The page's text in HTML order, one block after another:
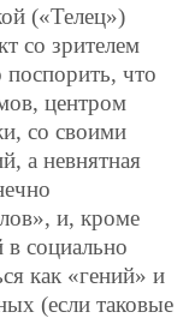
(«Телец»)
со зрителем
что
центром
со своими
а невнятная
и, кроме
социально
как «гений» и
(если таковые